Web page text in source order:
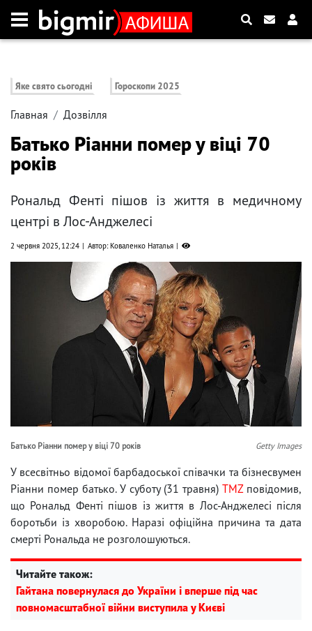
Яке свято сьогодні Гороскопи 2025
Главная Дозвілля
Батько Ріанни помер у віці 70
років
Рональд Фенті пішов із життя в медичному
центрі в Лос-Анджелесі
2 червня 2025, 12:24 Автор: Коваленко Наталья
Батько Ріанни помер у віці 70 років Getty Images
У всесвітньо відомої барбадоської співачки та бізнесвумен
Ріанни помер батько. У суботу (31 травня) TMZповідомив,
що Рональд Фенті пішов із життя в Лос-Анджелесі після
боротьби із хворобою. Наразі офіційна причина та дата
смерті Рональда не розголошуються.
Читайте також:
Гайтана повернулася до України і вперше під час
повномасштабної війни виступила у Києві